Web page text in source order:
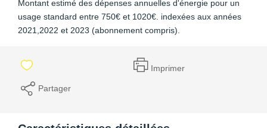
Montant estimé des dépenses annuelles d'énergie pour un
usage standard entre 750€ et 1020€. indexées aux années
2021,2022 et 2023 (abonnement compris).
Imprimer
Partager